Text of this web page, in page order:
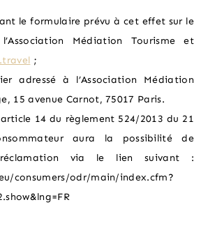
le formulaire prévu à cet effet sur le
Médiation Tourisme et
;
adressé à l’Association Médiation
15 avenue Carnot, 75017 Paris.
14 du règlement 524/2013 du 21
aura la possibilité de
via le lien suivant :
consumers/odr/main/index.cfm?